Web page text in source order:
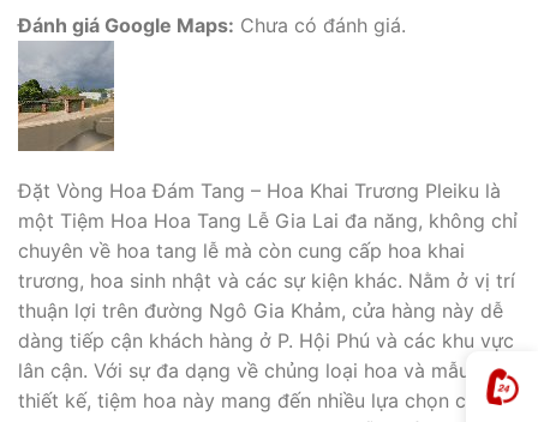
Đánh giá Google Maps: Chưa có đánh giá.
Đặt Vòng Hoa Đám Tang – Hoa Khai Trương Pleiku là
một Tiệm Hoa Hoa Tang Lễ Gia Lai đa năng, không chỉ
chuyên về hoa tang lễ mà còn cung cấp hoa khai
trương, hoa sinh nhật và các sự kiện khác. Nằm ở vị trí
thuận lợi trên đường Ngô Gia Khảm, cửa hàng này dễ
dàng tiếp cận khách hàng ở P. Hội Phú và các khu vực
lân cận. Với sự đa dạng về chủng loại hoa và mẫu mã
thiết kế, tiệm hoa này mang đến nhiều lựa chọn cho